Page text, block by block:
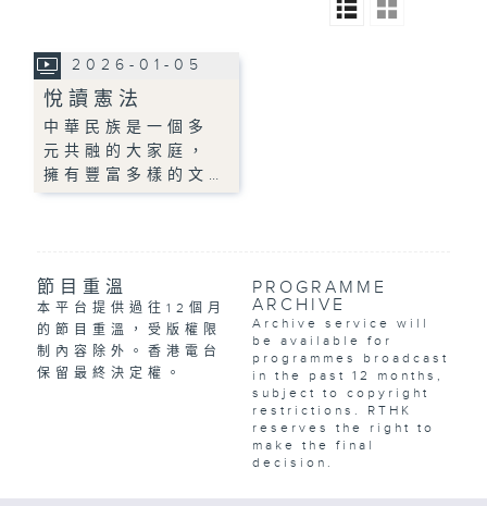
2026-01-05
悅讀憲法
中華民族是一個多
元共融的大家庭，
擁有豐富多樣的文…
節目重溫
本平台提供過往12個月
的節目重溫，受版權限
制內容除外。香港電台
保留最終決定權。
PROGRAMME
ARCHIVE
Archive service will
be available for
programmes broadcast
in the past 12 months,
subject to copyright
restrictions. RTHK
reserves the right to
make the final
decision.